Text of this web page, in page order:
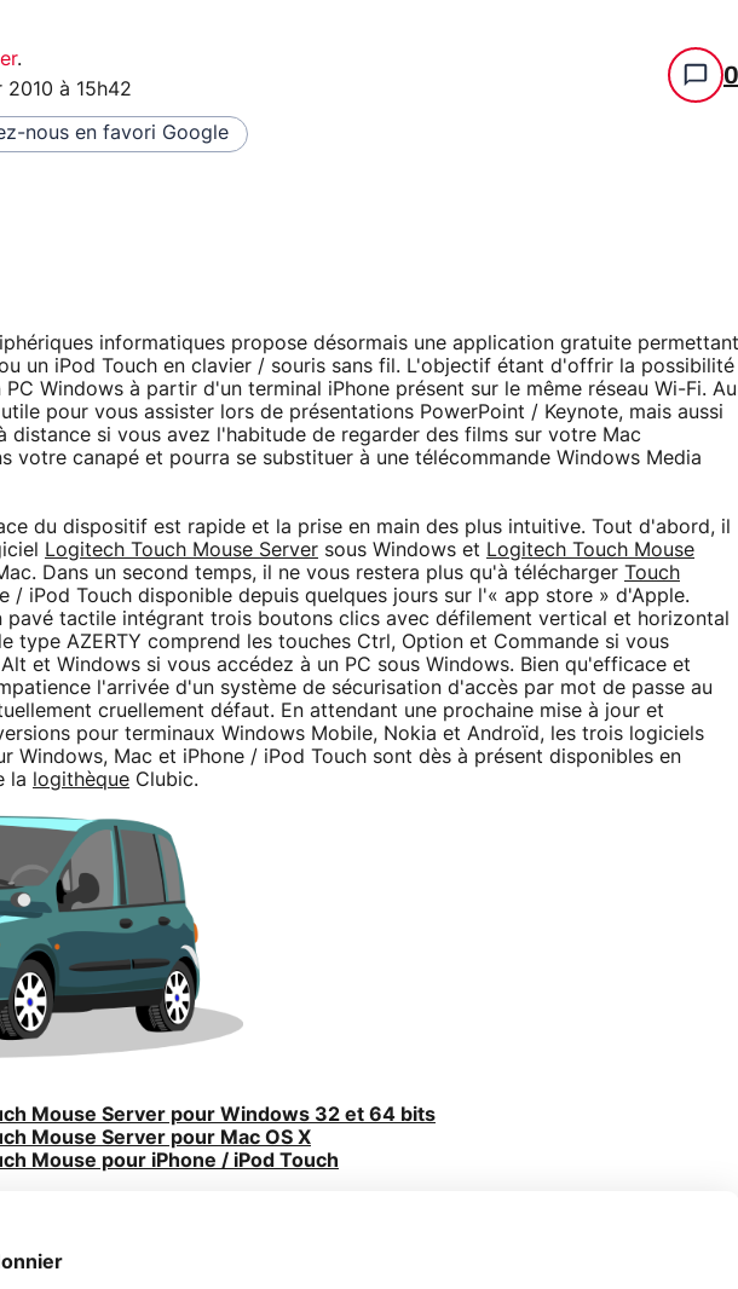
.
2010 à 15h42 0
nous en favori Google
informatiques propose désormais une application gratuite permettant
un iPod Touch en clavier / souris sans fil. L'objectif étant d'offrir la possibilité
Windows à partir d'un terminal iPhone présent sur le même réseau Wi-Fi. Au
pour vous assister lors de présentations PowerPoint / Keynote, mais aussi
distance si vous avez l'habitude de regarder des films sur votre Mac
votre canapé et pourra se substituer à une télécommande Windows Media
du dispositif est rapide et la prise en main des plus intuitive. Tout d'abord, il
Logitech Touch Mouse Server sous Windows et Logitech Touch Mouse
Dans un second temps, il ne vous restera plus qu'à télécharger Touch
/ iPod Touch disponible depuis quelques jours sur l'« app store » d'Apple.
pavé tactile intégrant trois boutons clics avec défilement vertical et horizontal
type AZERTY comprend les touches Ctrl, Option et Commande si vous
et Windows si vous accédez à un PC sous Windows. Bien qu'efficace et
l'arrivée d'un système de sécurisation d'accès par mot de passe au
cruellement défaut. En attendant une prochaine mise à jour et
pour terminaux Windows Mobile, Nokia et Androïd, les trois logiciels
Windows, Mac et iPhone / iPod Touch sont dès à présent disponibles en
la
logithèque Clubic.
Mouse Server pour Windows 32 et 64 bits
Mouse Server pour Mac OS X
Mouse pour iPhone / iPod Touch